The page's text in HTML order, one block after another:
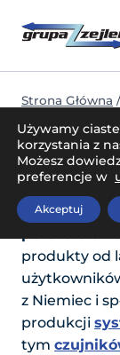
Strona Główna /
produkty od
z Niemiec i
produkcji
tym
Używamy
korzystania z
Możesz
preferencje w
Akceptuj